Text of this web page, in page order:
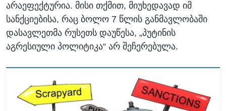
არაეფექტურია. მისი თქმით, მიუხედავად იმ
სანქციებისა, რაც ბოლო 7 წლის განმავლობაში
დასავლეთმა რუსეთს დაუწესა, „პუტინის
აგრესიული პოლიტიკა“ არ შეჩერებულა.